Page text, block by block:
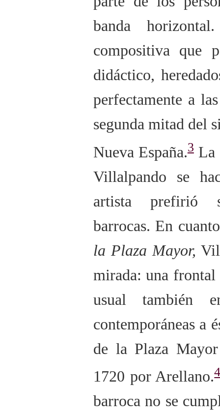
banda
compositiva que
didáctico,
perfectamente a
segunda mitad del
Nueva España.3La
Villalpando se
artista prefirió
barrocas. En
la Plaza Mayor,
mirada: una
usual también
contemporáneas a
de la Plaza
1720 por Arellano.
barroca no se